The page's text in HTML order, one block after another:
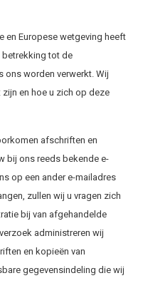
en Europese wetgeving heeft
betrekking tot de
worden verwerkt. Wij
en hoe u zich op deze
afschriften en
bij ons reeds bekende e-
op een ander e-mailadres
zullen wij u vragen zich
bij van afgehandelde
administreren wij
en kopieën van
gegevensindeling die wij